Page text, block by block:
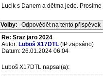
Lucik s Danem a dětma jede.
Volby: Odpovědět na tento příspěvek
Re: Sraz jaro 2024
Autor: Luboš X17DTL (IP zapsáno)
Datum: 26.01.2024 06:04
Luboš X17DTL napsal(a):